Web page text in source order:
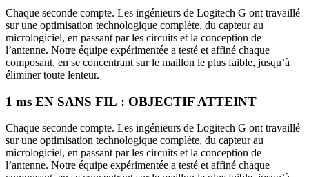
Chaque seconde compte. Les ingénieurs de Logitech G ont travaillé
sur une optimisation technologique complète, du capteur au
micrologiciel, en passant par les circuits et la conception de
l’antenne. Notre équipe expérimentée a testé et affiné chaque
composant, en se concentrant sur le maillon le plus faible, jusqu’à
éliminer toute lenteur.
1 ms EN SANS FIL : OBJECTIF ATTEINT
Chaque seconde compte. Les ingénieurs de Logitech G ont travaillé
sur une optimisation technologique complète, du capteur au
micrologiciel, en passant par les circuits et la conception de
l’antenne. Notre équipe expérimentée a testé et affiné chaque